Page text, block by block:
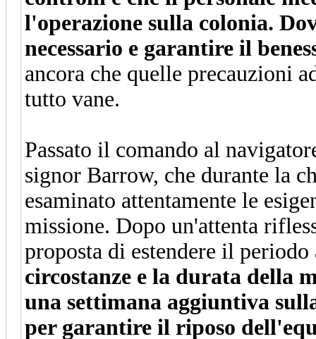
l'operazione sulla colonia.
necessario e garantire il
ancora che quelle precauzioni
tutto vane.
Passato il comando al
signor Barrow, che durante la
esaminato attentamente le
missione. Dopo un'attenta
proposta di estendere il periodo
circostanze e la durata della
una settimana aggiuntiva
per garantire il riposo